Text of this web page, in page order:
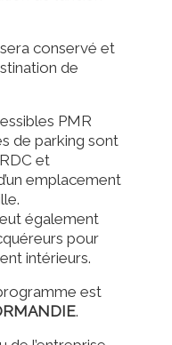
sera conservé et
de
PMR
de parking sont
et
emplacement
également
pour
intérieurs.
est
.